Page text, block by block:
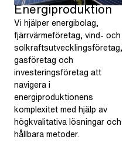
Energiproduktion
Vi hjälper energibolag,
fjärrvärmeföretag, vind- och
solkraftsutvecklingsföretag,
gasföretag och
investeringsföretag att
navigera i
energiproduktionens
komplexitet med hjälp av
högkvalitativa lösningar och
hållbara metoder.